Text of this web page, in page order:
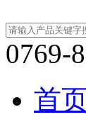
0769-
首